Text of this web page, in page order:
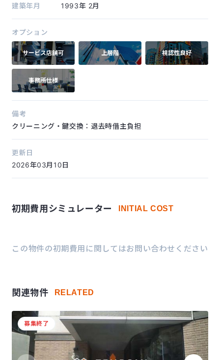
建築年月 1993年 2月
オプション
サービス店舗可 上層階 視認性良好
事務所仕様
備考
クリーニング・鍵交換：退去時借主負担
更新日
2026年03月10日
初期費用シミュレーター INITIAL COST
この物件の初期費用に関してはお問い合わせください
関連物件 RELATED
募集終了